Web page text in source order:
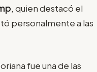
, quien destacó el
personalmente a las
fue una de las